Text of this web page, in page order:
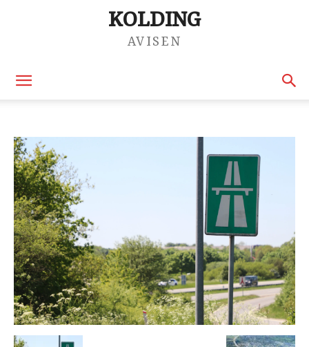
KOLDING
AVISEN